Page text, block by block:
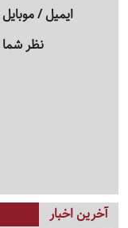
ایمیل / موبایل
نظر شما
آخرین اخبار